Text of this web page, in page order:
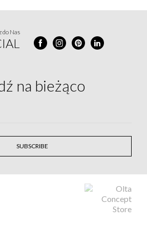
do Nas
na bieżąco
SUBSCRIBE